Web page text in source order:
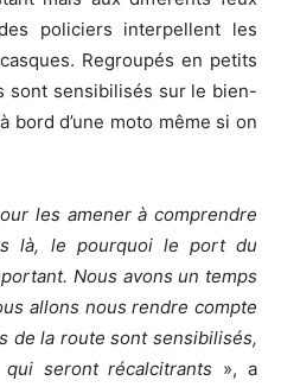
policiers interpellent les
Regroupés en petits
sont sensibilisés sur le bien-
bord d’une moto même si on
les amener à comprendre
là, le pourquoi le port du
Nous avons un temps
allons nous rendre compte
de la route sont sensibilisés,
seront récalcitrants », a